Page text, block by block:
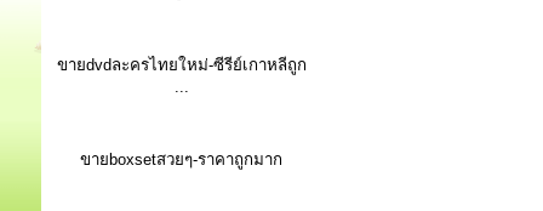
ขายdvdละครไทยใหม่-ซีรีย์เกาหลีถูก
...
ขายboxsetสวยๆ-ราคาถูกมาก